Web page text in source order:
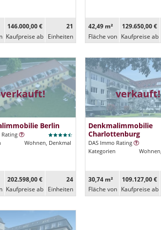
146.000,00 €
Kaufpreise ab
21
Ein­heiten
42,49 m²
Fläche von
129.650,00 €
Kaufpreise ab
verkauft!
Berlin
Rating
Wohnen, Denkmal
202.598,00 €
Kaufpreise ab
24
Ein­heiten
verkauft!
Denkmalimmobilie
Charlottenburg
DAS Immo Rating
Kategorien
30,74 m²
Fläche von
109.127,00 €
Kaufpreise ab